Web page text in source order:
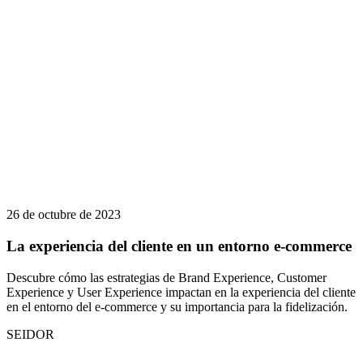
26 de octubre de 2023
La experiencia del cliente en un entorno e-commerce
Descubre cómo las estrategias de Brand Experience, Customer
Experience y User Experience impactan en la experiencia del cliente
en el entorno del e-commerce y su importancia para la fidelización.
SEIDOR